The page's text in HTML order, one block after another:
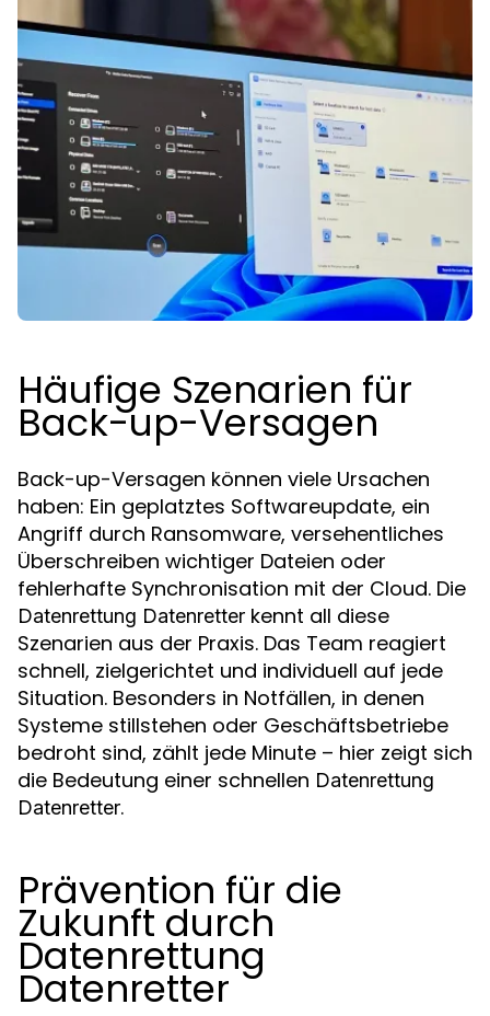
Häufige Szenarien für
Back-up-Versagen
Back-up-Versagen können viele Ursachen
haben: Ein geplatztes Softwareupdate, ein
Angriff durch Ransomware, versehentliches
Überschreiben wichtiger Dateien oder
fehlerhafte Synchronisation mit der Cloud. Die
Datenrettung Datenretter kennt all diese
Szenarien aus der Praxis. Das Team reagiert
schnell, zielgerichtet und individuell auf jede
Situation. Besonders in Notfällen, in denen
Systeme stillstehen oder Geschäftsbetriebe
bedroht sind, zählt jede Minute – hier zeigt sich
die Bedeutung einer schnellen Datenrettung
Datenretter.
Prävention für die
Zukunft durch
Datenrettung
Datenretter